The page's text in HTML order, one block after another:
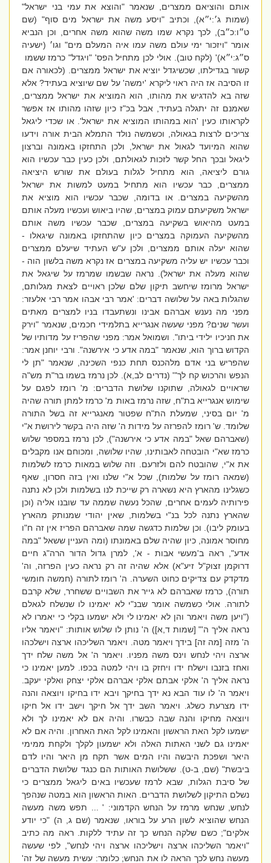
אותם והוציאם ממצרים, שנאמר "והוצא את עמי בני ישראל"
(שמות ג׳:י״א), וכתיב "ויסע משה את ישראל מים סוף" (שם
ט״ו:כ״ב), לכך נקרא שמו משה שהוא משה אחרים, וכן הנביא
אומר "ויזכור ימי עולם משה עמו איה המעלם מים" וגו׳ (ישעיה
ס״ג:י״א)' (לקח טוב). אולי לכן מתחיל הפס' "ויגדל" כרמז ששמו
קשור בגדילתו, שכשיגדל יוציא את ישראל ממצרים. (לכאורה אם
זו הסיבה אז היה ראוי ליקרא 'ימשה' על שם שיוציא בעתיד? אלא
שזה בא להדגיש את מהותו, הוא המוציא את ישראל ממצרים,
שאמנם זה יתגלה בעתיד, אבל בכ"ז כיון שזהו מהותו אז אפשר
לקראותו כעין 'הוא במהותו המוציא את ישראל'. או שכדי ליגאל
צריכים לרצות בגאולה, וכשמשה נולד התמלא הבית אורה וידעו
שהוא המיועד לגאול את ישראל, ולכן התחזקו באמונה וברצון
ליגאל ובכך החל קשר לזכות לגאולתם, ולכן כעין כבר עכשיו הוא
גורם ליציאה, הוא מתחיל לגלות בעולם את שורש היציאה
ממצרים, כבר עכשיו הוא מתחיל במעט למשות את ישראל
מהשקיעה במצרים. או בדומה, שכבר עכשיו הוא מוציא את
ישראל משקיעתם עמוק במצרים, שהיו ביאוש ועכשיו מעלה אותם
במעט מהיאוש בשקיעה במצרים, שכבר עכשיו משה אותם
מהשקיעה העמוקה במצרים כיון שהתחזקו באמונה שיגאלו -
שהוא יעלה אותם ממצרים, ולכן ע"ש העתיד שיעלם ממצרים
וכבר עכשיו יש עליה משקיעה במצרים אז נקרא משה בלשון הוה -
שהוא מעלה את ישראל). נראה שבשמו שמרמז על שיגאל את
ישראל מרומז שיחשב תיקון שלם שלכן ראויים לצאת מגלותם,
שהגלות באה על שלושה דברים: 'אמר רבי אבהו אמר רבי אלעזר:
מפני מה נענש אברהם אבינו ונשתעבדו בניו למצרים מאתים
ועשר שנים? מפני שעשה אנגרייא בתלמידי חכמים, שנאמר "וירק
את חניכיו ילידי ביתו". ושמואל אמר: מפני שהפריז על מדותיו של
הקדוש ברוך הוא, שנאמר "במה אדע כי אירשנה". ורבי יוחנן אמר:
שהפריש בני אדם מלהכנס תחת כנפי השכינה, שנאמר "תן לי
הנפש והרכוש קח לך"' (נדרים לב,א). לכן נרמז בשמו בר"ת מש"ה
שראויים לגאולה, שתוקנו שלושת הדברים: מ' רומז לפגם על
שימוש אנגרייא בת"ח, שזה נרמז באות מ' כרמז למתן תורה שהיה
מ' יום בסיני, שמעלת הת"ח שפטור מאנגרייא זה בשל התורה
שלומד. ש' רומז להפרזה על מידות ה' שזה היה בקשר לירושת א"י
(שאברהם שאל "במה אדע כי אירשנה"), לכן נרמז במספר שלוש
כרמז שא"י הובטחה לאבותינו, שהיו שלושה, ומכוחם אנו מקבלים
את א"י, שהובטח להם ולזרעם. וזה שלוש במאות כרמז לשלמות
(שמאה רומז על שלמות), שכל א"י שלנו ואין בזה חסרון, שאף
כשגלינו מהארץ היא נשארה רק שייכת לנו בשלמות ולכן לא נתנה
פירותיה לעמים אחרים, שהכל נעשה שממה עד שובנו אליה (וכן
שהארץ נתנה לכל בנ"י בשלמות, שאין יהודי שמנותק מהארץ
בעומק ליבו). וכן שלמות כדגשה שמה שאברהם הפריז אין זה ח"ו
מחוסר אמונה, כיון שהיה שלם באמונתו (ומה העניין ששאל "במה
אדע", ראה ב'מעשי אבות - א', למרן גדול הדור הרה"ג חיים
דרוקמן זצוק"ל זיע"א) אלא שהיה זה רק נראה כעין הפרזה, וה'
מדקדק עם צדיקים כחוט השערה. ה' רומז לתורה (חמשה חומשי
תורה), כרמז שאברהם לא גייר את השבויים ששחרר, שלא קרבם
לתורה. אולי כשמשה אומר שבנ"י לא יאמינו לו שנשלח לגאלם
("ויען משה ויאמר והן לא יאמינו לי ולא ישמעו בקלי כי יאמרו לא
נראה אליך ה'" [שמות ד,א]) ה' נותן לו שלוש אותות: "ויאמר אליו
ה' מזה [מה זה] בידך ויאמר מטה. ויאמר השליכהו ארצה וישלכהו
ארצה ויהי לנחש וינס משה מפניו. ויאמר ה' אל משה שלח ידך
ואחז בזנבו וישלח ידו ויחזק בו ויהי למטה בכפו. למען יאמינו כי
נראה אליך ה' אלקי אבתם אלקי אברהם אלקי יצחק ואלקי יעקב.
ויאמר ה' לו עוד הבא נא ידך בחיקך ויבא ידו בחיקו ויוצאה והנה
ידו מצרעת כשלג. ויאמר השב ידך אל חיקך וישב ידו אל חיקו
ויוצאה מחיקו והנה שבה כבשרו. והיה אם לא יאמינו לך ולא
ישמעו לקל האת הראשון והאמינו לקל האת האחרון. והיה אם לא
יאמינו גם לשני האתות האלה ולא ישמעון לקלך ולקחת ממימי
היאר ושפכת היבשה והיו המים אשר תקח מן היאר והיו לדם
ביבשת" (שם, ב-ט). ששלושת האותות הם כנגד שלושת הדברים
של סיבת הגלות, שבא לרמז שעכשיו באים ליגאל ממצרים כי
נשלם התיקון לשלושת הדברים. האות הראשון הוא במטה שנהפך
לנחש, שנחש מרמז על הנחש הקדמוני: ' ... תפש משה מעשה
הנחש שהוציא לשון הרע על בוראו, שנאמר (שם ג, ה) "כי יודע
אלקים"; כשם שלקה הנחש כך זה עתיד ללקות. ראה מה כתיב
"ויאמר השליכהו ארצה וישליכהו ארצה ויהי לנחש", לפי שעשה
מעשה נחש לכך הראה לו את הנחש; כלומר: עשית מעשה של זה'